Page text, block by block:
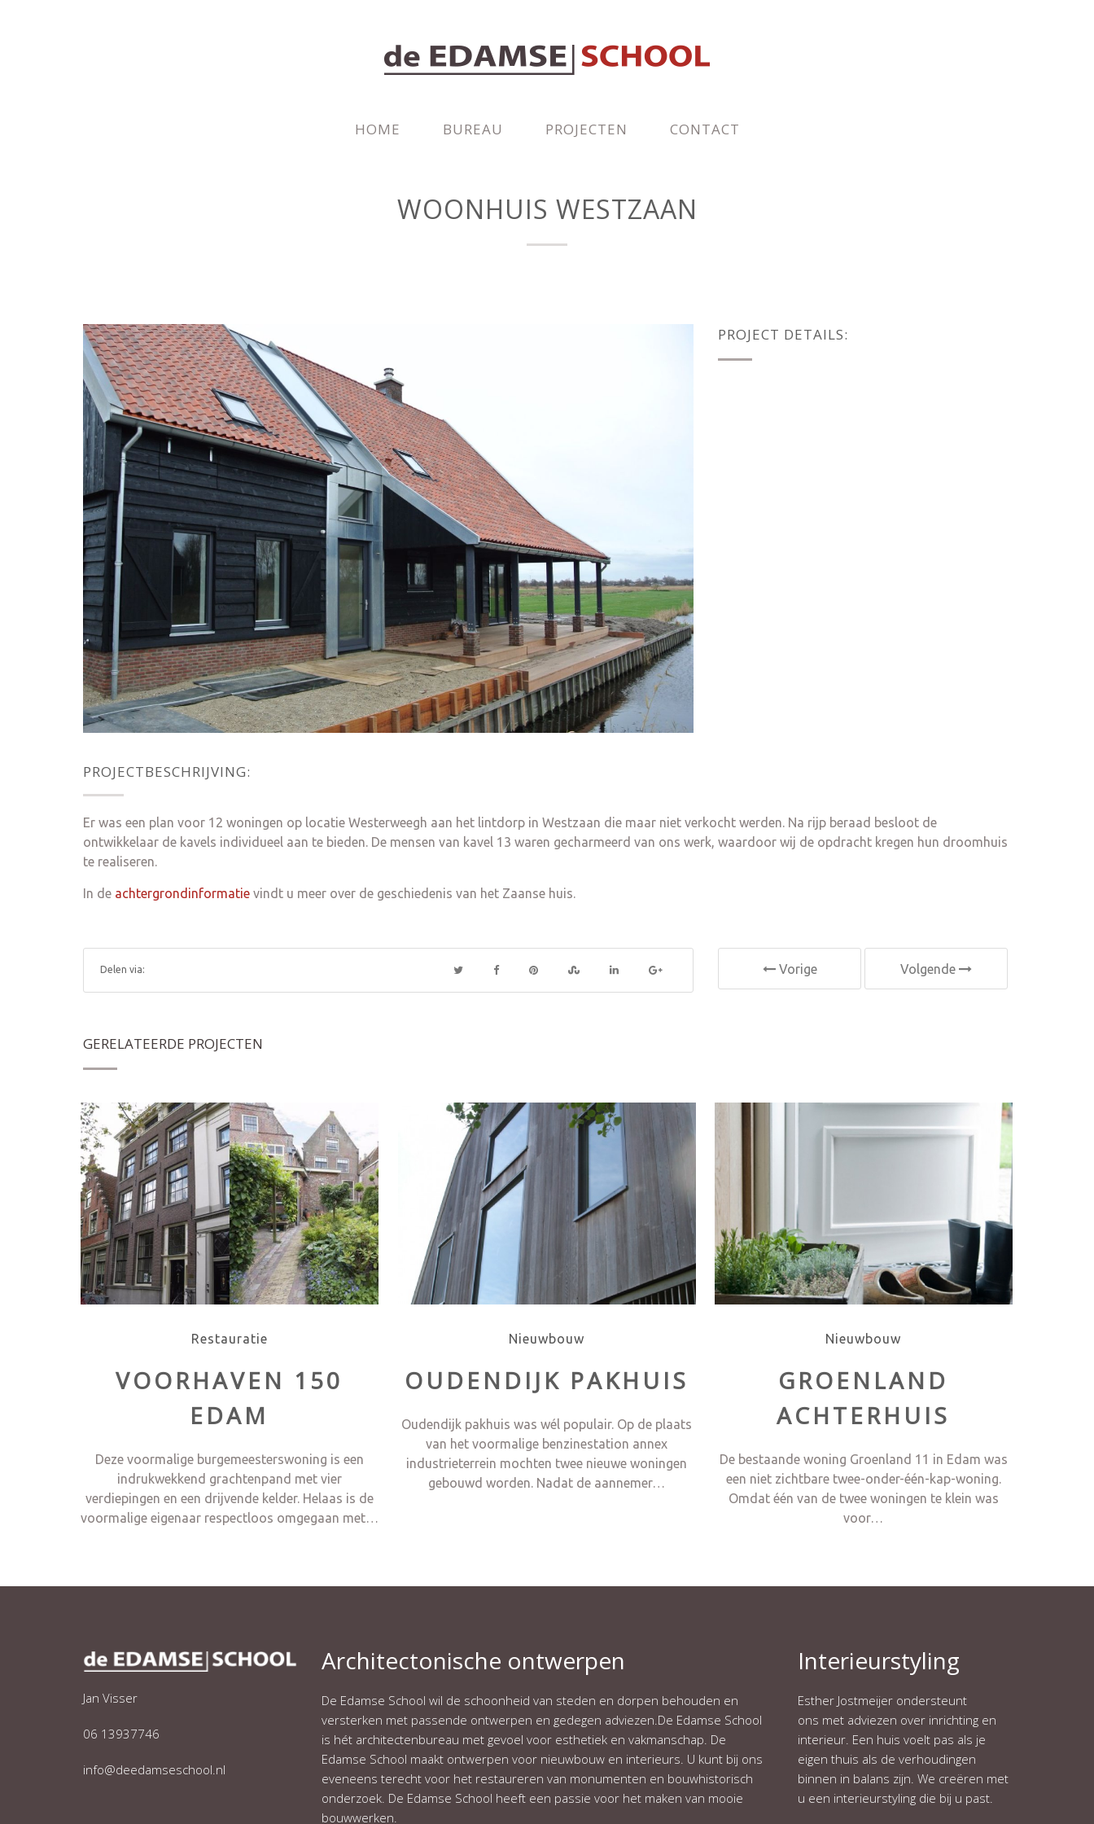
HOME BUREAU PROJECTEN CONTACT
WOONHUIS WESTZAAN
PROJECT DETAILS:
PROJECTBESCHRIJVING:
Er was een plan voor 12 woningen op locatie Westerweegh aan het lintdorp in Westzaan die maar niet verkocht werden. Na rijp beraad besloot de
ontwikkelaar de kavels individueel aan te bieden. De mensen van kavel 13 waren gecharmeerd van ons werk, waardoor wij de opdracht kregen hun droomhuis
te realiseren.
In de achtergrondinformatie vindt u meer over de geschiedenis van het Zaanse huis.
Delen via: Vorige Volgende
GERELATEERDE PROJECTEN
Restauratie
VOORHAVEN 150
EDAM
Deze voormalige burgemeesterswoning is een
indrukwekkend grachtenpand met vier
verdiepingen en een drijvende kelder. Helaas is de
voormalige eigenaar respectloos omgegaan met…
Nieuwbouw
OUDENDIJK PAKHUIS
Oudendijk pakhuis was wél populair. Op de plaats
van het voormalige benzinestation annex
industrieterrein mochten twee nieuwe woningen
gebouwd worden. Nadat de aannemer…
Nieuwbouw
GROENLAND
ACHTERHUIS
De bestaande woning Groenland 11 in Edam was
een niet zichtbare twee-onder-één-kap-woning.
Omdat één van de twee woningen te klein was
voor…
Jan Visser
06 13937746
info@deedamseschool.nl
Architectonische ontwerpen
De Edamse School wil de schoonheid van steden en dorpen behouden en
versterken met passende ontwerpen en gedegen adviezen.De Edamse School
is hét architectenbureau met gevoel voor esthetiek en vakmanschap. De
Edamse School maakt ontwerpen voor nieuwbouw en interieurs. U kunt bij ons
eveneens terecht voor het restaureren van monumenten en bouwhistorisch
onderzoek. De Edamse School heeft een passie voor het maken van mooie
bouwwerken.
Interieurstyling
Esther Jostmeijer ondersteunt
ons met adviezen over inrichting en
interieur. Een huis voelt pas als je
eigen thuis als de verhoudingen
binnen in balans zijn. We creëren met
u een interieurstyling die bij u past.